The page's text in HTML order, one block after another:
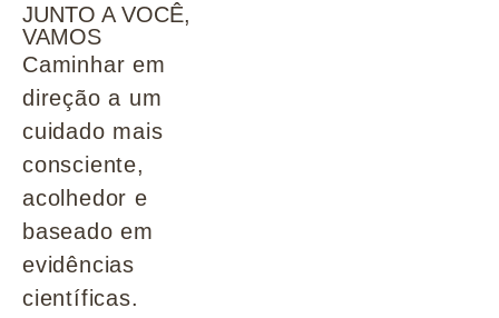
JUNTO A VOCÊ,
VAMOS
Caminhar em
direção a um
cuidado mais
consciente,
acolhedor e
baseado em
evidências
científicas.